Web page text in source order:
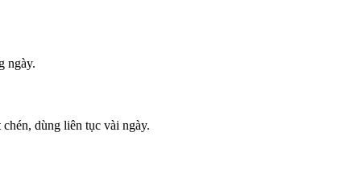
ngày.
dùng liên tục vài ngày.